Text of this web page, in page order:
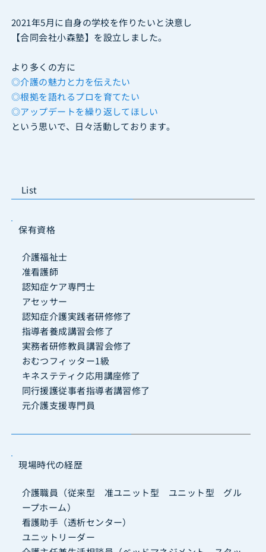
List
介護福祉士
准看護師
認知症ケア専門士
アセッサー
認知症介護実践者研修修了
指導者養成講習会修了
実務者研修教員講習会修了
おむつフィッター1級
キネステティク応用講座修了
同行援護従事者指導者講習修了
元介護支援専門員
保有資格
介護職員（従来型 准ユニット型 ユニット型 グル
ープホーム）
看護助手（透析センター）
ユニットリーダー
現場時代の経歴
2021年5月に自身の学校を作りたいと決意し
【合同会社小森塾】を設立しました。
より多くの方に
◎介護の魅力と力を伝えたい
◎根拠を語れるプロを育てたい
◎アップデートを繰り返してほしい
という思いで、日々活動しております。